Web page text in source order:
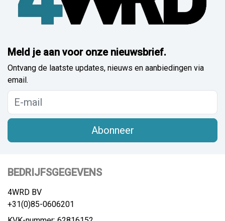
Meld je aan voor onze nieuwsbrief.
Ontvang de laatste updates, nieuws en aanbiedingen via
email.
Abonneer
BEDRIJFSGEGEVENS
4WRD BV
+31(0)85-0606201